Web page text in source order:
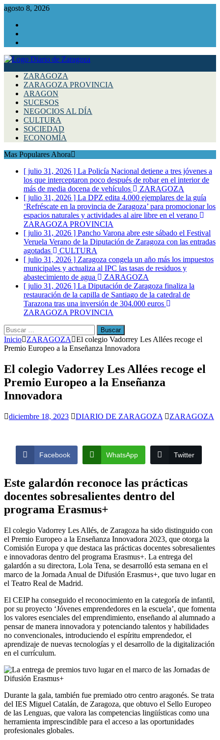
agosto 8, 2026
ZARAGOZA
ZARAGOZA PROVINCIA
ARAGON
SUCESOS
NEGOCIOS AL DÍA
CULTURA
SOCIEDAD
ECONOMÍA
Mas Populares Ahora
[ julio 31, 2026 ] La Policía Nacional detiene a tres jóvenes a
los que interceptaron poco después de robar en el interior de
más de media docena de vehículos
ZARAGOZA
[ julio 31, 2026 ] La DPZ edita 4.000 ejemplares de la guía
‘Refréscate en la provincia de Zaragoza’ para promocionar los
espacios naturales y actividades al aire libre en el verano
ZARAGOZA PROVINCIA
[ julio 31, 2026 ] Pancho Varona abre este sábado el Festival
Veruela Verano de la Diputación de Zaragoza con las entradas
agotadas
CULTURA
[ julio 31, 2026 ] Zaragoza congela un año más los impuestos
municipales y actualiza al IPC las tasas de residuos y
abastecimiento de agua
ZARAGOZA
[ julio 31, 2026 ] La Diputación de Zaragoza finaliza la
restauración de la capilla de Santiago de la catedral de
Tarazona tras una inversión de 304.000 euros
ZARAGOZA PROVINCIA
Buscar:
Inicio
ZARAGOZA
El colegio Vadorrey Les Allées recoge el
Premio Europeo a la Enseñanza Innovadora
El colegio Vadorrey Les Allées recoge el
Premio Europeo a la Enseñanza
Innovadora
diciembre 18, 2023 DIARIO DE ZARAGOZA ZARAGOZA
Facebook WhatsApp Twitter
Este galardón reconoce las prácticas
docentes sobresalientes dentro del
programa Erasmus+
El colegio Vadorrey Les Allés, de Zaragoza ha sido distinguido con
el Premio Europeo a la Enseñanza Innovadora 2023, que otorga la
Comisión Europa y que destaca las prácticas docentes sobresalientes
e innovadoras dentro del programa Erasmus+. La entrega del
galardón a su directora, Lola Tena, se desarrolló esta semana en el
marco de la Jornada Anual de Difusión Erasmus+, que tuvo lugar en
el Teatro Real de Madrid.
El CEIP ha conseguido el reconocimiento en la categoría de infantil,
por su proyecto ‘Jóvenes emprendedores en la escuela’, que fomenta
los valores esenciales del emprendimiento, enseñando al alumnado a
pensar de manera innovadora y potenciando talentos y habilidades
no convencionales, introduciendo el espíritu emprendedor, el
aprendizaje de nuevas tecnologías y el desarrollo de la digitalización
en el currículum.
Durante la gala, también fue premiado otro centro aragonés. Se trata
del IES Miguel Catalán, de Zaragoza, que obtuvo el Sello Europeo
de las Lenguas, que valora las competencias lingüísticas como una
herramienta imprescindible para el acceso a las oportunidades
profesionales globales.